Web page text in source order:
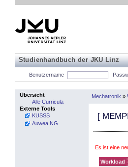
Studienhandbuch der JKU Linz
Benutzername
Übersicht
Alle Curricula
Externe Tools
KUSSS
Auwea NG
Mechatronik »
[
Es ist eine
Workload